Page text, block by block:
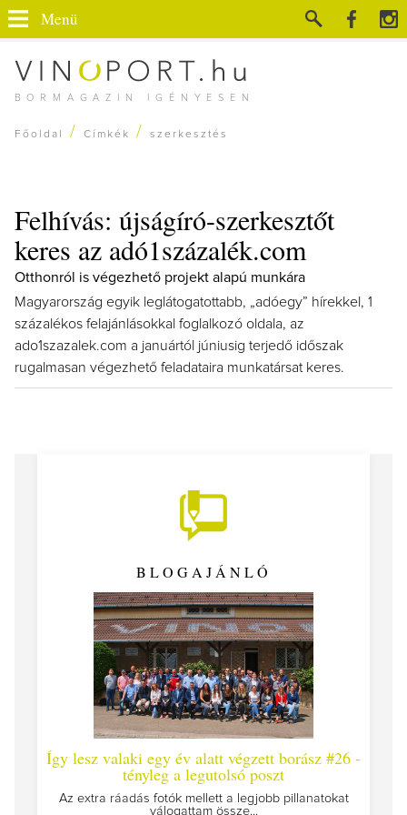
BORMAGAZIN IGÉNYESEN
Menü
Főoldal / Címkék / szerkesztés
Felhívás: újságíró-szerkesztőt
keres az adó1százalék.com
Otthonról is végezhető projekt alapú munkára
Magyarország egyik leglátogatottabb, „adóegy” hírekkel, 1
százalékos felajánlásokkal foglalkozó oldala, az
ado1szazalek.com a januártól júniusig terjedő időszak
rugalmasan végezhető feladataira munkatársat keres.
BLOGAJÁNLÓ
Így lesz valaki egy év alatt végzett borász #26 -
tényleg a legutolsó poszt
Az extra ráadás fotók mellett a legjobb pillanatokat
válogattam össze...